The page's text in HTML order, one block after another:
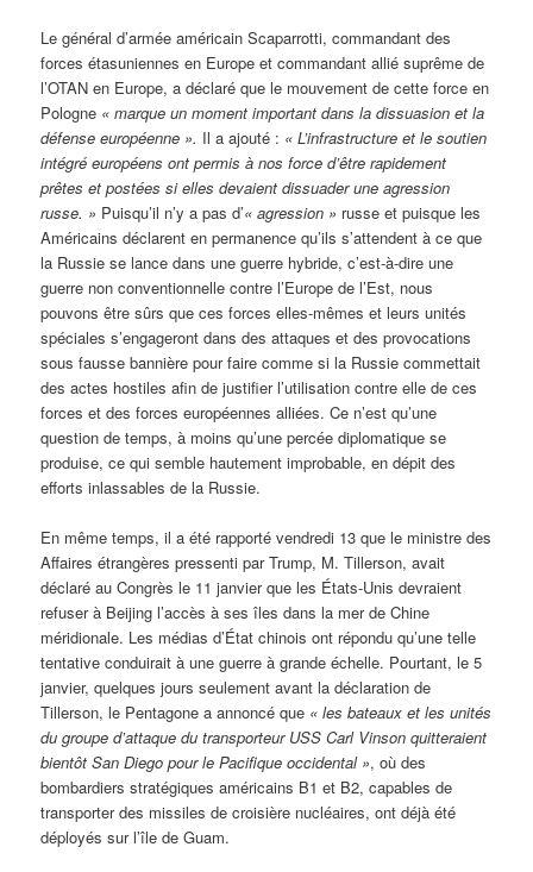
Le général d’armée américain Scaparrotti, commandant des
forces étasuniennes en Europe et commandant allié suprême de
l’OTAN en Europe, a déclaré que le mouvement de cette force en
Pologne « marque un moment important dans la dissuasion et la
défense européenne ». Il a ajouté : « L’infrastructure et le soutien
intégré européens ont permis à nos force d’être rapidement
prêtes et postées si elles devaient dissuader une agression
russe. » Puisqu’il n’y a pas d’« agression » russe et puisque les
Américains déclarent en permanence qu’ils s’attendent à ce que
la Russie se lance dans une guerre hybride, c’est-à-dire une
guerre non conventionnelle contre l’Europe de l’Est, nous
pouvons être sûrs que ces forces elles-mêmes et leurs unités
spéciales s’engageront dans des attaques et des provocations
sous fausse bannière pour faire comme si la Russie commettait
des actes hostiles afin de justifier l’utilisation contre elle de ces
forces et des forces européennes alliées. Ce n’est qu’une
question de temps, à moins qu’une percée diplomatique se
produise, ce qui semble hautement improbable, en dépit des
efforts inlassables de la Russie.
En même temps, il a été rapporté vendredi 13 que le ministre des
Affaires étrangères pressenti par Trump, M. Tillerson, avait
déclaré au Congrès le 11 janvier que les États-Unis devraient
refuser à Beijing l’accès à ses îles dans la mer de Chine
méridionale. Les médias d’État chinois ont répondu qu’une telle
tentative conduirait à une guerre à grande échelle. Pourtant, le 5
janvier, quelques jours seulement avant la déclaration de
Tillerson, le Pentagone a annoncé que « les bateaux et les unités
du groupe d’attaque du transporteur USS Carl Vinson quitteraient
bientôt San Diego pour le Pacifique occidental », où des
bombardiers stratégiques américains B1 et B2, capables de
transporter des missiles de croisière nucléaires, ont déjà été
déployés sur l’île de Guam.